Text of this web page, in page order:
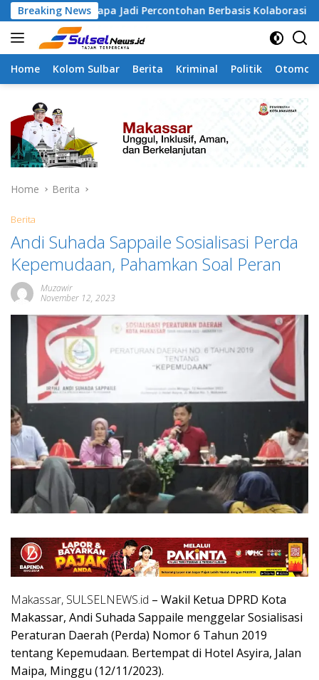
Skip
to
content
Breaking NewsJadi Percontohan Berbasis Kolaborasi Warga
Home Kolom Sulbar Berita Kriminal Politik
Home Berita
Berita
Andi Suhada Sappaile Sosialisasi Perda
Kepemudaan, Pahamkan Soal Peran
Muzawir
November 12, 2023
Makassar, SULSELNEWS.id – Wakil Ketua DPRD Kota
Makassar, Andi Suhada Sappaile menggelar Sosialisasi
Peraturan Daerah (Perda) Nomor 6 Tahun 2019
tentang Kepemudaan. Bertempat di Hotel Asyira, Jalan
Maipa, Minggu (12/11/2023).